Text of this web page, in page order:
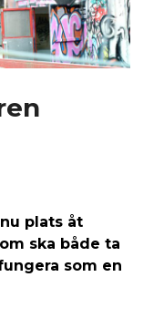
plats åt
ska både ta
som en